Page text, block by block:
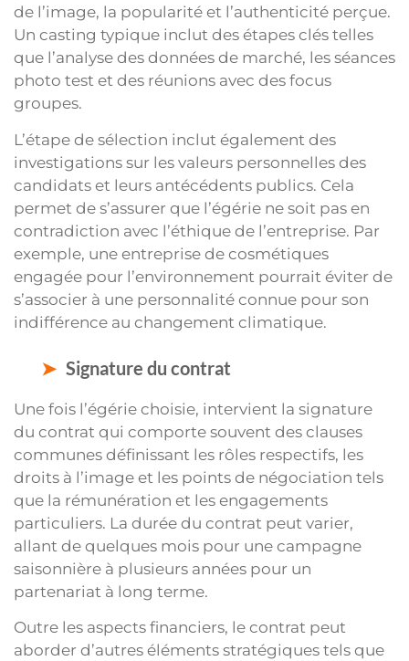
de l’image, la popularité et l’authenticité perçue.
Un casting typique inclut des étapes clés telles
que l’analyse des données de marché, les séances
photo test et des réunions avec des focus
groupes.
L’étape de sélection inclut également des
investigations sur les valeurs personnelles des
candidats et leurs antécédents publics. Cela
permet de s’assurer que l’égérie ne soit pas en
contradiction avec l’éthique de l’entreprise. Par
exemple, une entreprise de cosmétiques
engagée pour l’environnement pourrait éviter de
s’associer à une personnalité connue pour son
indifférence au changement climatique.
Signature du contrat
Une fois l’égérie choisie, intervient la signature
du contrat qui comporte souvent des clauses
communes définissant les rôles respectifs, les
droits à l’image et les points de négociation tels
que la rémunération et les engagements
particuliers. La durée du contrat peut varier,
allant de quelques mois pour une campagne
saisonnière à plusieurs années pour un
partenariat à long terme.
Outre les aspects financiers, le contrat peut
aborder d’autres éléments stratégiques tels que